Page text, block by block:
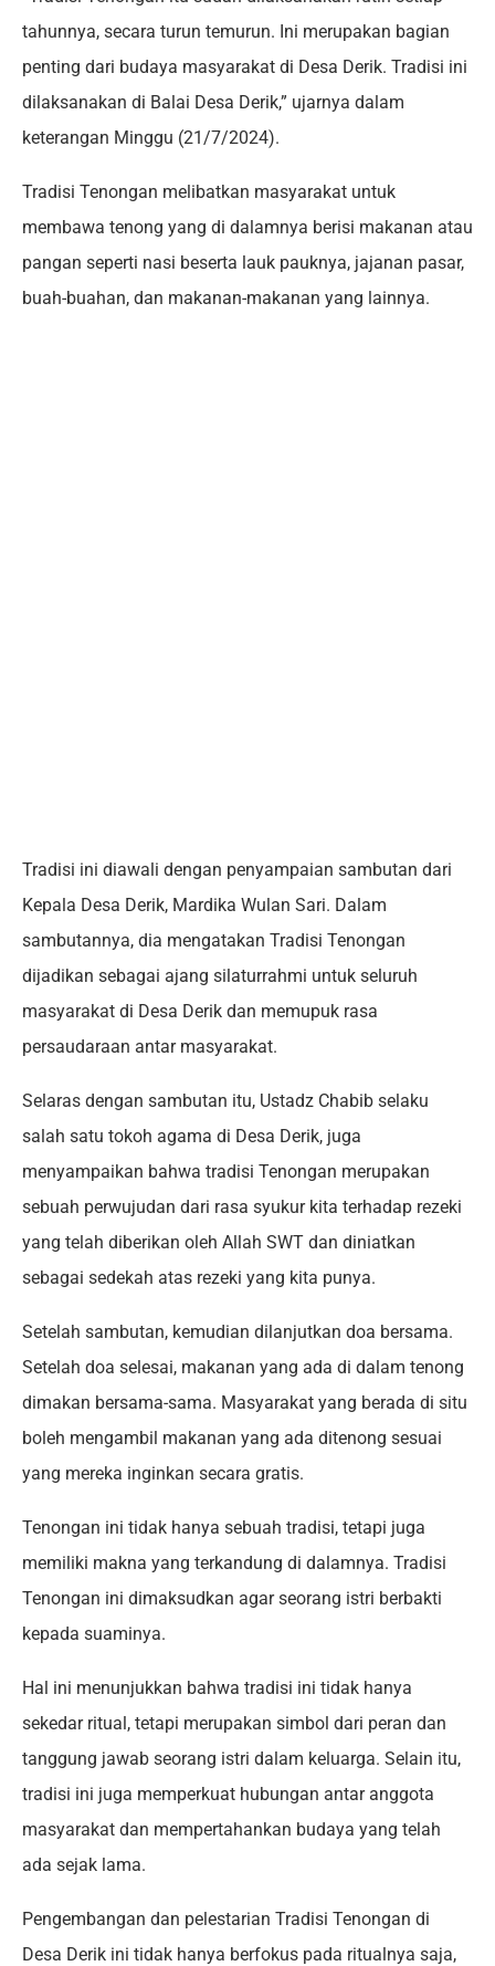
tahunnya, secara turun temurun. Ini merupakan bagian
penting dari budaya masyarakat di Desa Derik. Tradisi ini
dilaksanakan di Balai Desa Derik,” ujarnya dalam
keterangan Minggu (21/7/2024).
Tradisi Tenongan melibatkan masyarakat untuk
membawa tenong yang di dalamnya berisi makanan atau
pangan seperti nasi beserta lauk pauknya, jajanan pasar,
buah-buahan, dan makanan-makanan yang lainnya.
Tradisi ini diawali dengan penyampaian sambutan dari
Kepala Desa Derik, Mardika Wulan Sari. Dalam
sambutannya, dia mengatakan Tradisi Tenongan
dijadikan sebagai ajang silaturrahmi untuk seluruh
masyarakat di Desa Derik dan memupuk rasa
persaudaraan antar masyarakat.
Selaras dengan sambutan itu, Ustadz Chabib selaku
salah satu tokoh agama di Desa Derik, juga
menyampaikan bahwa tradisi Tenongan merupakan
sebuah perwujudan dari rasa syukur kita terhadap rezeki
yang telah diberikan oleh Allah SWT dan diniatkan
sebagai sedekah atas rezeki yang kita punya.
Setelah sambutan, kemudian dilanjutkan doa bersama.
Setelah doa selesai, makanan yang ada di dalam tenong
dimakan bersama-sama. Masyarakat yang berada di situ
boleh mengambil makanan yang ada ditenong sesuai
yang mereka inginkan secara gratis.
Tenongan ini tidak hanya sebuah tradisi, tetapi juga
memiliki makna yang terkandung di dalamnya. Tradisi
Tenongan ini dimaksudkan agar seorang istri berbakti
kepada suaminya.
Hal ini menunjukkan bahwa tradisi ini tidak hanya
sekedar ritual, tetapi merupakan simbol dari peran dan
tanggung jawab seorang istri dalam keluarga. Selain itu,
tradisi ini juga memperkuat hubungan antar anggota
masyarakat dan mempertahankan budaya yang telah
ada sejak lama.
Pengembangan dan pelestarian Tradisi Tenongan di
Desa Derik ini tidak hanya berfokus pada ritualnya saja,